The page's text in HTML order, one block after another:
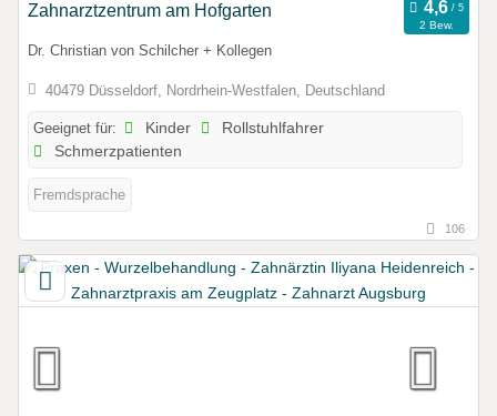
Zahnarztzentrum am Hofgarten
2 Bew.
Dr. Christian von Schilcher + Kollegen
40479 Düsseldorf, Nordrhein-Westfalen, Deutschland
Geeignet für: Kinder
Rollstuhlfahrer
Schmerzpatienten
Fremdsprache
106